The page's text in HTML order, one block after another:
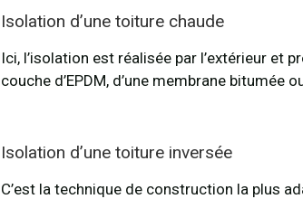
Isolation d’une toiture chaude
Ici, l’isolation est réalisée par l’extérieur et
couche d’EPDM, d’une membrane bitumée
Isolation d’une toiture inversée
C’est la technique de construction la plus